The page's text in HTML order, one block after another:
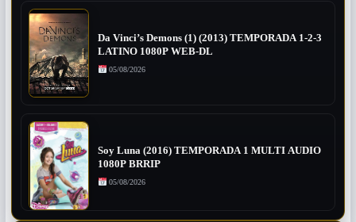
Da Vinci’s Demons (1) (2013) TEMPORADA 1-2-3
LATINO 1080P WEB-DL
05/08/2026
Soy Luna (2016) TEMPORADA 1 MULTI AUDIO
1080P BRRIP
05/08/2026